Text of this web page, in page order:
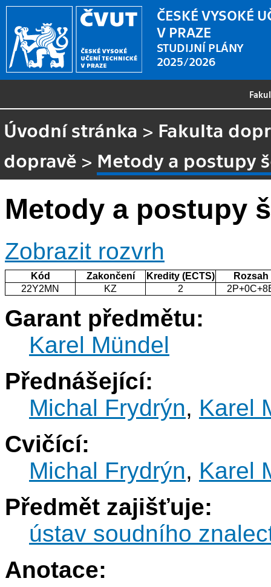
ČESKÉ VYSOKÉ
V PRAZE
STUDIJNÍ PLÁNY
2025/2026
Úvodní stránka > Fakulta
dopravě > Metody a postupy
Metody a postupy
Zobrazit rozvrh
Kód Zakončení Kredity (ECTS)
Rozsah
22Y2MN
KZ 2
Garant předmětu:
Karel Mündel
Přednášející:
Michal Frydrýn, Karel
Cvičící:
Michal Frydrýn, Karel
Předmět zajišťuje:
ústav soudního
Anotace: